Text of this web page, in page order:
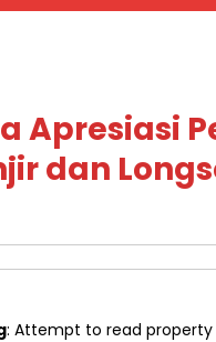
Apresiasi
dan
: Attempt to read